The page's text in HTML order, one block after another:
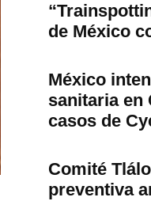
de México
México
sanitaria en
casos de
Comité
preventiva